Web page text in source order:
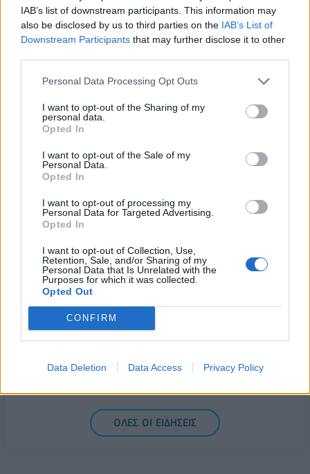
IAB’s list of downstream participants. This information may
also be disclosed by us to third parties on the IAB’s List of
Downstream Participants that may further disclose it to other
Personal Data Processing Opt Outs
I want to opt-out of the Sharing of my
personal data.
Opted In
I want to opt-out of the Sale of my
Personal Data.
Opted In
I want to opt-out of processing my
Personal Data for Targeted Advertising.
Opted In
I want to opt-out of Collection, Use,
Retention, Sale, and/or Sharing of my
Personal Data that Is Unrelated with the
Purposes for which it was collected.
Opted Out
CONFIRM
Data Deletion Data Access Privacy Policy
Υπουργείο Εργασίας: Ο “χάρτης” των πληρωμών
από τον e-ΕΦΚΑ και τη ΔΥΠΑ έως τις 14 Αυγούστου
08/08/2026 - 12:58 ΟΙΚΟΝΟΜΙΑ
Hamilton Ltd. συνάπτουν συμφωνία υπηρεσιών
08/08/2026 - 13:44
1,76%, κέρδη 23,31% από τις αρχές του έτους
08/08/2026 - 12:36
Διευρύνεται η πρωτοβουλία για τις τιμές στο ράφι
με 916 προϊόντα
Health Monitoring: Η εθνική υποδομή για την
αξιοποίηση των δεδομένων υγείας προς όφελος
των πολιτών
08/08/2026 - 11:48 ΥΓΕΙΑ
μικρομεσαίες
5G παντού, 6G στον ορίζοντα: Πού βρίσκεται η
Ελλάδα στη μεγάλη τεχνολογική μετάβαση
ΟΛΕΣ ΟΙ ΕΙΔΗΣΕΙΣ